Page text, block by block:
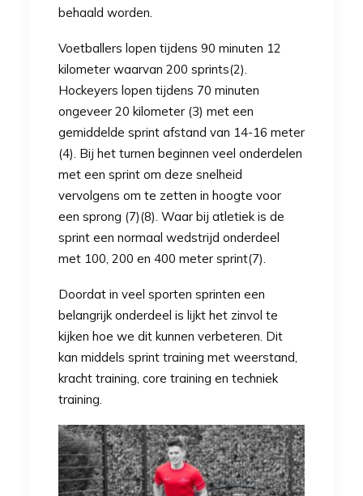
behaald worden.
Voetballers lopen tijdens 90 minuten 12
kilometer waarvan 200 sprints(2).
Hockeyers lopen tijdens 70 minuten
ongeveer 20 kilometer (3) met een
gemiddelde sprint afstand van 14-16 meter
(4). Bij het turnen beginnen veel onderdelen
met een sprint om deze snelheid
vervolgens om te zetten in hoogte voor
een sprong (7)(8). Waar bij atletiek is de
sprint een normaal wedstrijd onderdeel
met 100, 200 en 400 meter sprint(7).
Doordat in veel sporten sprinten een
belangrijk onderdeel is lijkt het zinvol te
kijken hoe we dit kunnen verbeteren. Dit
kan middels sprint training met weerstand,
kracht training, core training en techniek
training.